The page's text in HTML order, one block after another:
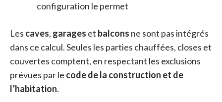
configuration le permet
Les caves, garages et balcons ne sont pas intégrés
dans ce calcul. Seules les parties chauffées, closes et
couvertes comptent, en respectant les exclusions
prévues par le code de la construction et de
l’habitation.